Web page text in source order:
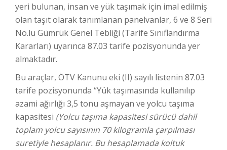
yeri bulunan, insan ve yük taşımak için imal edilmiş
olan taşıt olarak tanımlanan panelvanlar, 6 ve 8 Seri
No.lu Gümrük Genel Tebliği (Tarife Sınıflandırma
Kararları) uyarınca 87.03 tarife pozisyonunda yer
almaktadır.
Bu araçlar, ÖTV Kanunu eki (II) sayılı listenin 87.03
tarife pozisyonunda “Yük taşımasında kullanılıp
azami ağırlığı 3,5 tonu aşmayan ve yolcu taşıma
kapasitesi (Yolcu taşıma kapasitesi sürücü dahil
toplam yolcu sayısının 70 kilogramla çarpılması
suretiyle hesaplanır. Bu hesaplamada koltuk